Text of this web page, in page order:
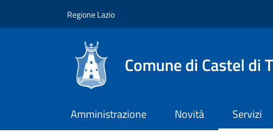
Regione Lazio
Comune di Castel di
Amministrazione Novità Servizi